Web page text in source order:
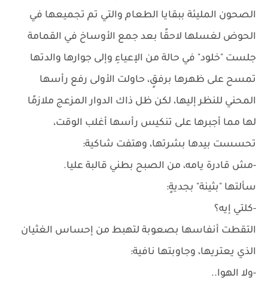
الصحون المليئة ببقايا الطعام والتي تم تجميعها في
الحوض لغسلها لاحقًا بعد جمع الأوساخ في القمامة
جلست "خلود" في حالة من الإعياءِ وإلى جوارها والدتها
تمسح على ظهرها برفقٍ، حاولت الأولى رفع رأسها
المحني للنظر إليها، لكن ظل ذاك الدوار المزعج ملازمًا
لها مما أجبرها على تنكيس رأسها أغلب الوقت،
تحسست بيدها بشرتها، وهتفت شاكية:
-مش قادرة يامه، من الصبح بطني قالبة عليا.
سألتها "بثينة" بجديةٍ:
-كلتي إيه؟
التقطت أنفاسها بصعوبة لتهبط من إحساس الغثيان
الذي يعتريها، وجاوبتها نافية:
-ولا الهوا..